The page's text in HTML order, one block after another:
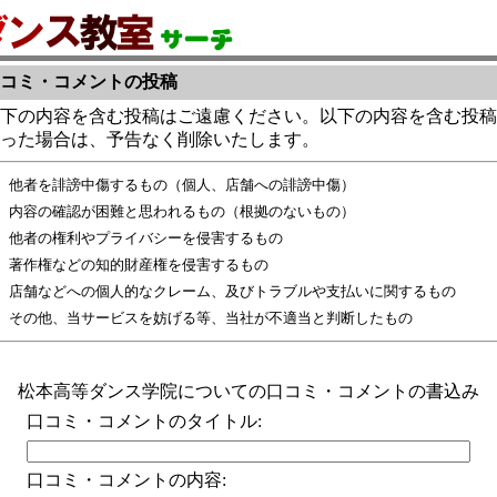
ミ・コメントの投稿
下の内容を含む投稿はご遠慮ください。以下の内容を含む投
た場合は、予告なく削除いたします。
他者を誹謗中傷するもの（個人、店舗への誹謗中傷）
内容の確認が困難と思われるもの（根拠のないもの）
他者の権利やプライバシーを侵害するもの
著作権などの知的財産権を侵害するもの
店舗などへの個人的なクレーム、及びトラブルや支払いに関するもの
その他、当サービスを妨げる等、当社が不適当と判断したもの
松本高等ダンス学院についての口コミ・コメントの書込み
口コミ・コメントのタイトル:
口コミ・コメントの内容: